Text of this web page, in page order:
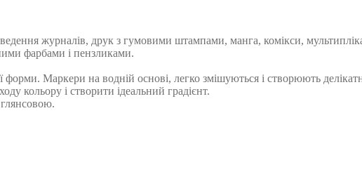
журналів, друк з гумовими штампами, манга, комікси,
фарбами і пензликами.
Маркери на водній основі, легко змішуються і створюють
кольору і створити ідеальний градієнт.